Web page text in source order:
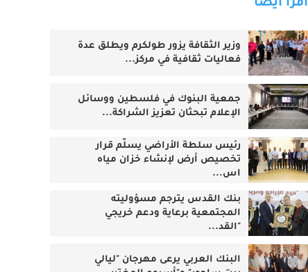
اقرأ أيضا
وزير الثقافة يزور طولكرم ويطلق عدة
فعاليات ثقافية في مركز...
جمعية البنوك في فلسطين ووسائل
الإعلام تبحثان تعزيز الشراكة...
رئيس سلطة الأراضي يسلّم قرار
تخصيص أرض لإنشاء خزان مياه
اس...
بنك القدس يترجم مسؤوليته
المجتمعية برعاية ودعم خريجي
"القد...
البنك العربي يرعى مهرجان "ليالي